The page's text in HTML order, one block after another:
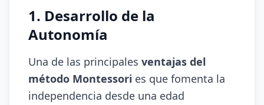
1. Desarrollo de la
Autonomía
Una de las principales ventajas del
método Montessori es que fomenta la
independencia desde una edad